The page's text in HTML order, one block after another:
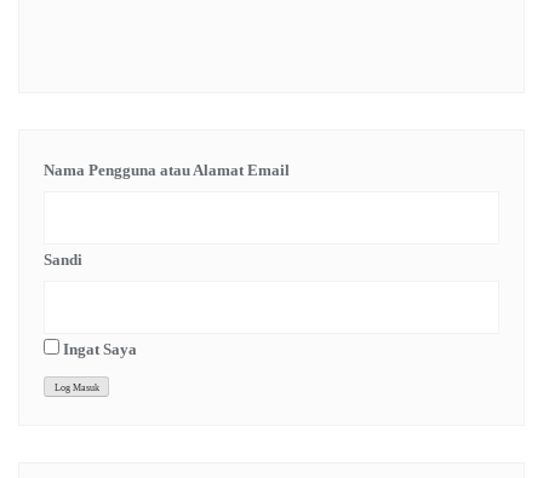
Nama Pengguna atau Alamat Email
Sandi
Ingat Saya